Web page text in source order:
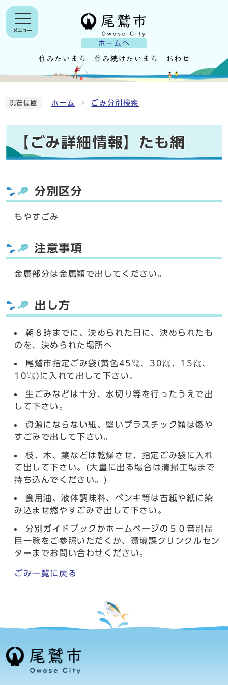
ホームへ
メニュー
現在位置 ホーム ごみ分別検索
【ごみ詳細情報】たも網
分別区分
もやすごみ
注意事項
金属部分は金属類で出してください。
出し方
朝８時までに、決められた日に、決められたも
のを、決められた場所へ
尾鷲市指定ごみ袋(黄色45㍑、30㍑、15㍑、
10㍑)に入れて出して下さい。
生ごみなどは十分、水切り等を行ったうえで出
して下さい。
資源にならない紙、堅いプラスチック類は燃や
すごみで出して下さい。
枝、木、葉などは乾燥させ、指定ごみ袋に入れ
て出して下さい。(大量に出る場合は清掃工場まで
持ち込んでください。)
食用油、液体調味料、ペンキ等は古紙や紙に染
み込ませ燃やすごみで出して下さい。
分別ガイドブックかホームページの５０音別品
目一覧をご参照いただくか、環境課クリンクルセン
ターまでお問い合わせください。
ごみ一覧に戻る